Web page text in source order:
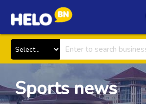
Sports news